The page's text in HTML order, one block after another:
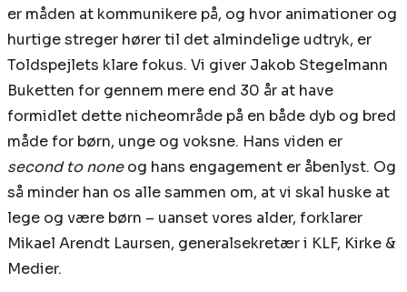
er måden at kommunikere på, og hvor animationer og
hurtige streger hører til det almindelige udtryk, er
Toldspejlets klare fokus. Vi giver Jakob Stegelmann
Buketten for gennem mere end 30 år at have
formidlet dette nicheområde på en både dyb og bred
måde for børn, unge og voksne. Hans viden er
second to noneog hans engagement er åbenlyst. Og
så minder han os alle sammen om, at vi skal huske at
lege og være børn – uanset vores alder, forklarer
Mikael Arendt Laursen, generalsekretær i KLF, Kirke &
Medier.